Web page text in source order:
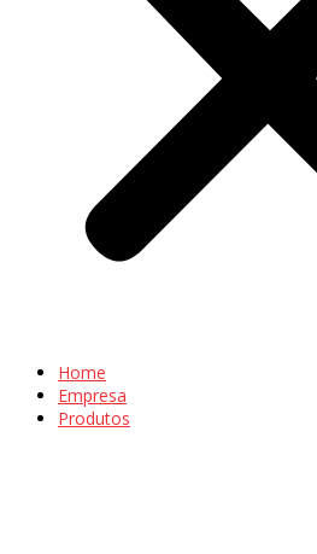
Home
Empresa
Produtos